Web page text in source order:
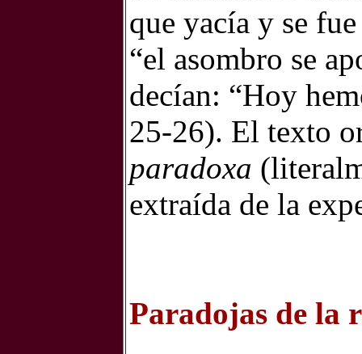
que yacía y se
“el asombro se
decían: “Hoy
25-26). El texto
paradoxa
extraída de la
Paradojas de la